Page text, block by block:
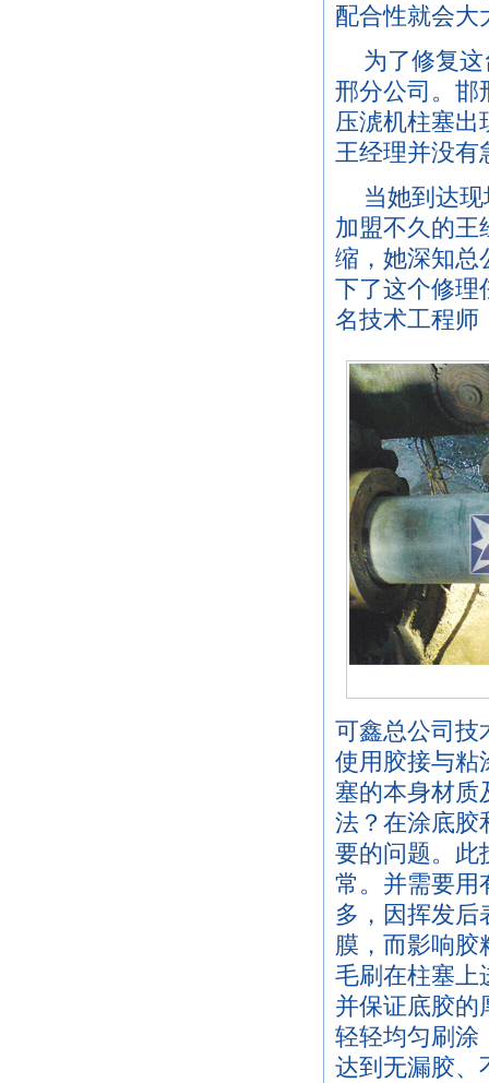
配合性就会大
为了修复
邢分公司。邯
压淲机柱塞出
王经理并没有
当她到达
加盟不久的王
缩，她深知总
下了这个修理
名技术工程师
可鑫总公司技
使用胶接与粘
塞的本身材质
法？在涂底胶
要的问题。此
常。并需要用
多，因挥发后
膜，而影响胶
毛刷在柱塞上
并保证底胶
轻轻均匀刷涂
达到无漏胶、